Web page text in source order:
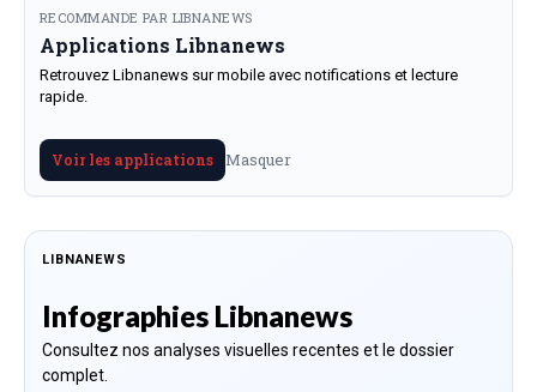
RECOMMANDE PAR LIBNANEWS
Applications Libnanews
Retrouvez Libnanews sur mobile avec notifications et lecture
rapide.
Voir les applications Masquer
LIBNANEWS
Infographies Libnanews
Consultez nos analyses visuelles recentes et le dossier
complet.